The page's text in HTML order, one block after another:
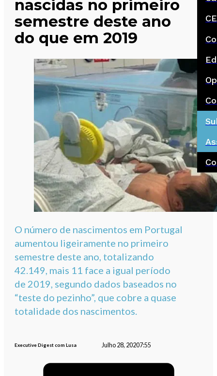
nascidas no primeiro
semestre deste ano
do que em 2019
O número de nascimentos em Portugal
aumentou ligeiramente no primeiro
semestre deste ano, totalizando
42.149, mais 11 face a igual período
de 2019, segundo dados baseados no
“teste do pezinho”, que cobre a quase
totalidade dos nascimentos.
Executive Digest com Lusa Julho 28, 20207:55